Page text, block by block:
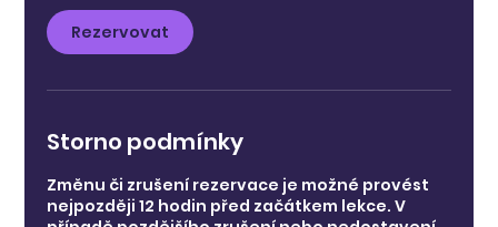
Rezervovat
Storno podmínky
Změnu či zrušení rezervace je možné provést
nejpozději 12 hodin před začátkem lekce. V